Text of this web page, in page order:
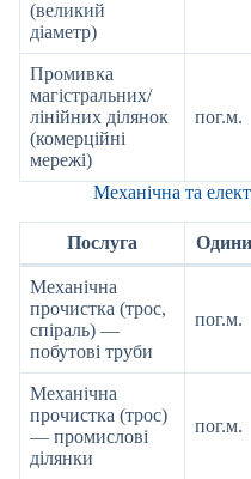
(великий
діаметр)
Промивка
магістральних/
лінійних ділянок
(комерційні
мережі)
пог.м.
Механічна та
Послуга
Механічна
прочистка (трос,
спіраль) —
побутові труби
пог.м.
Механічна
прочистка (трос)
— промислові
ділянки
пог.м.